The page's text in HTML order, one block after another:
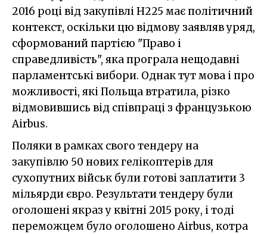
2016 році від закупівлі H225 має політичний
контекст, оскільки цю відмову заявляв уряд,
сформований партією "Право і
справедливість", яка програла нещодавні
парламентські вибори. Однак тут мова і про
можливості, які Польща втратила, різко
відмовившись від співпраці з французькою
Airbus.
Поляки в рамках свого тендеру на
закупівлю 50 нових гелікоптерів для
сухопутних військ були готові заплатити 3
мільярди євро. Результати тендеру були
оголошені якраз у квітні 2015 року, і тоді
переможцем було оголошено Airbus, котра